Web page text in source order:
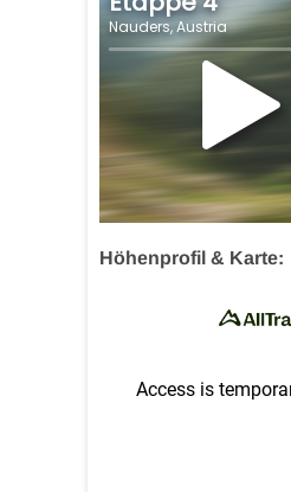
Höhenprofil & Karte: